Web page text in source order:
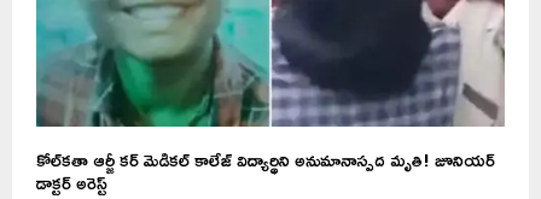
కోల్‌కతా ఆర్జీ కర్‌ మెడికల్‌ కాలేజ్‌ విద్యార్థిని అనుమానాస్పద మృతి! జూనియర్‌
డాక్టర్‌ అరెస్ట్‌